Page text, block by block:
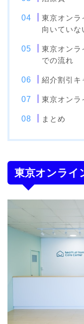
東京オンラ
向いていな
東京オンラ
での流れ
紹介割引キ
東京オンラ
まとめ
東京オンライ